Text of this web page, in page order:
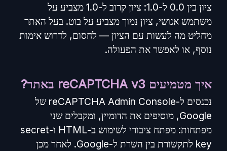
ציון בין 0.0 ל-1.0: ציון קרוב ל-1.0 מצביע על
משתמש אנושי, ציון נמוך מצביע על בוט. בעל האתר
מחליט מה לעשות עם הציון — לחסום, לדרוש אימות
נוסף, או לאפשר את הפעולה.
איך מטמיעים reCAPTCHA v3 באתר?
נכנסים ל-reCAPTCHA Admin Console של
Google, מוסיפים את הדומיין, ומקבלים שני
מפתחות: מפתח ציבורי לשימוש ב-HTML ו-secret
key לתקשורת בין השרת ל-Google. לאחר מכן